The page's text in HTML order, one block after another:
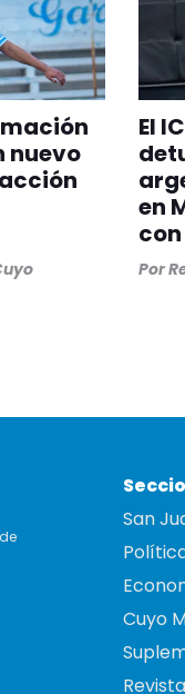
nuevo
El
en
Por
San
Cuyo